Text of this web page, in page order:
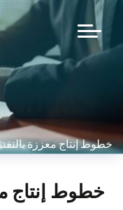
خطوط إنتاج معززة
خطوط إنتاج